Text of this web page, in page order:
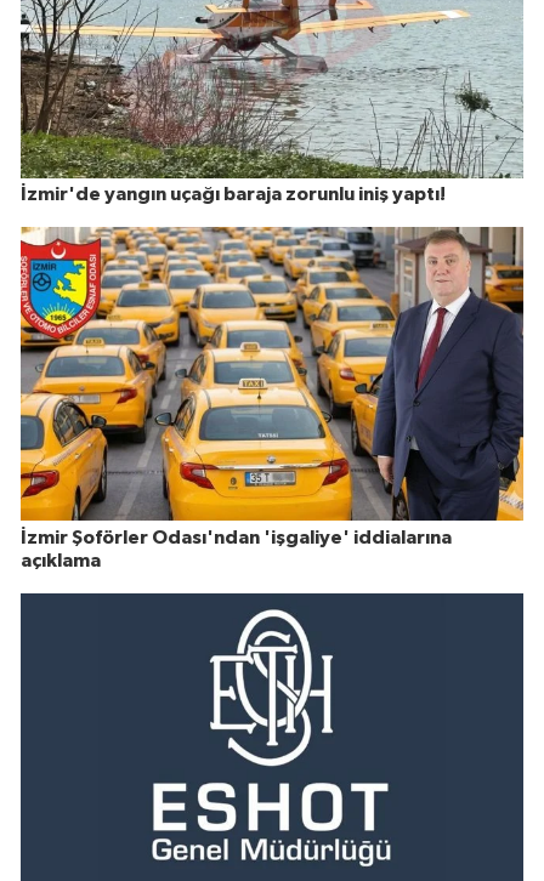
İzmir'de yangın uçağı baraja zorunlu iniş yaptı!
İzmir Şoförler Odası'ndan 'işgaliye' iddialarına
açıklama